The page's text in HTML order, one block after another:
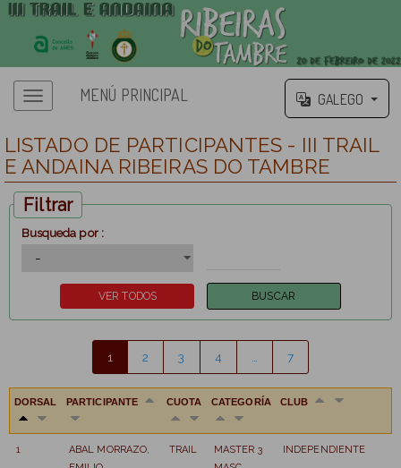
MENÚ PRINCIPAL GALEGO
LISTADO DE PARTICIPANTES - III TRAIL
E ANDAINA RIBEIRAS DO TAMBRE
Filtrar
Busqueda por :
1 2 3 4 7
DORSAL PARTICIPANTE CUOTA CATEGORÍA CLUB
1
ABAL MORRAZO,
TRAIL
MASTER 3
INDEPENDIENTE